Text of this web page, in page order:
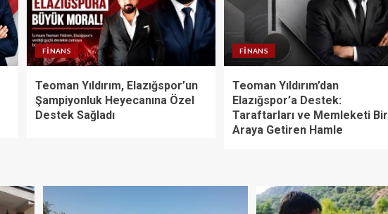
FINANS
Teoman Yıldırım, Elazığspor’un
Şampiyonluk Heyecanına Özel
Destek Sağladı
FINANS
Teoman Yıldırım’dan
Elazığspor’a Destek:
Taraftarları ve Memleketi Bir
Araya Getiren Hamle